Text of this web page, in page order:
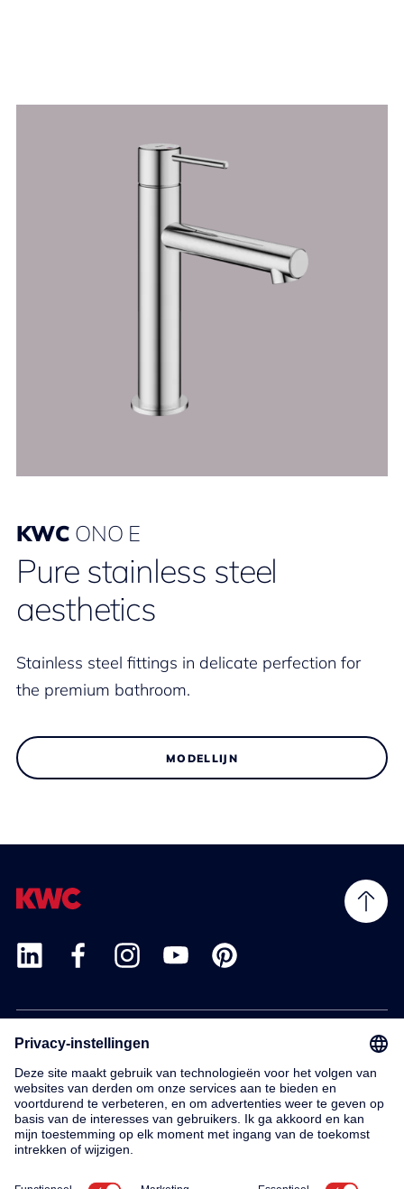
KWC ONO E
Pure stainless steel
aesthetics
Stainless steel fittings in delicate perfection for
the premium bathroom.
MODELLIJN
Service
Contact